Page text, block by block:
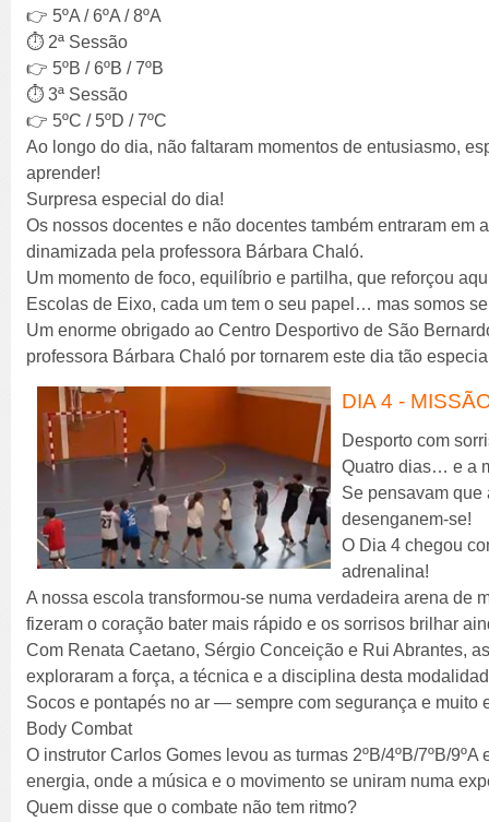
👉 5ºA / 6ºA / 8ºA
⏱️ 2ª Sessão
👉 5ºB / 6ºB / 7ºB
⏱️ 3ª Sessão
👉 5ºC / 5ºD / 7ºC
Ao longo do dia, não faltaram momentos de entusiasmo,
aprender!
Surpresa especial do dia!
Os nossos docentes e não docentes também entraram em
dinamizada pela professora Bárbara Chaló.
Um momento de foco, equilíbrio e partilha, que reforçou
Escolas de Eixo, cada um tem o seu papel… mas somos
Um enorme obrigado ao Centro Desportivo de São
professora Bárbara Chaló por tornarem este dia tão
DIA 4 -
Desporto com
Quatro dias… e a
Se pensavam
desenganem-se!
O Dia 4 chegou
adrenalina!
A nossa escola transformou-se numa verdadeira arena de
fizeram o coração bater mais rápido e os sorrisos brilhar
Com Renata Caetano, Sérgio Conceição e Rui Abrantes,
exploraram a força, a técnica e a disciplina desta
Socos e pontapés no ar — sempre com segurança e muito
Body Combat
O instrutor Carlos Gomes levou as turmas 2ºB/4ºB/7ºB/
energia, onde a música e o movimento se uniram numa
Quem disse que o combate não tem ritmo?